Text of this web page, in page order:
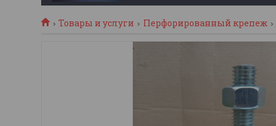
Товары и услуги Перфорированный крепеж